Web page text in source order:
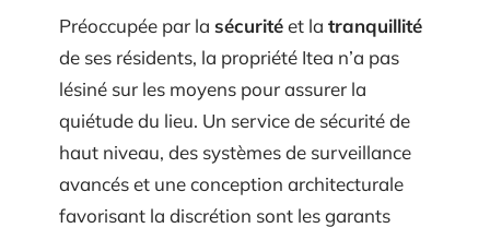
Préoccupée par la sécuritéet la tranquillité
de ses résidents, la propriété Itea n’a pas
lésiné sur les moyens pour assurer la
quiétude du lieu. Un service de sécurité de
haut niveau, des systèmes de surveillance
avancés et une conception architecturale
favorisant la discrétion sont les garants